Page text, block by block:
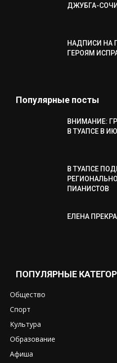
ДЖУБГА-
НАДПИСИ НА
ГЕРОЯМ
Популярные посты
ВНИМАНИЕ:
В ТУАПСЕ В
В ТУАПСЕ
ПИАНИСТОВ
ЕЛЕНА
ПОПУЛЯРНЫЕ
Общество
Спорт
Культура
Образование
Афиша